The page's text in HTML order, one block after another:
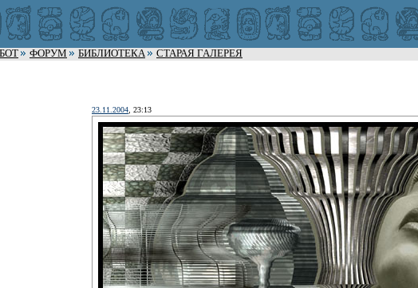
ФОРУМ БИБЛИОТЕКА
СТАРАЯ ГАЛЕРЕЯ
23.11.2004 , 23:13